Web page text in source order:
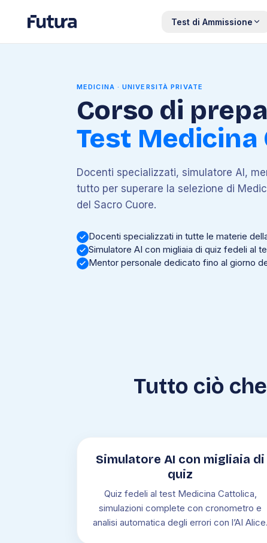
Test di Ammissione
MEDICINA · UNIVERSITÀ PRIVATE
Corso di
Test
Docenti specializzati, simulatore AI,
tutto per superare la selezione di
del Sacro Cuore.
Docenti specializzati in tutte le materie
Simulatore AI con migliaia di quiz fedeli al
Mentor personale dedicato fino al giorno
Tutto ciò
Simulatore AI con migliaia di
quiz
Quiz fedeli al test Medicina Cattolica,
simulazioni complete con cronometro e
analisi automatica degli errori con l’AI Alice.